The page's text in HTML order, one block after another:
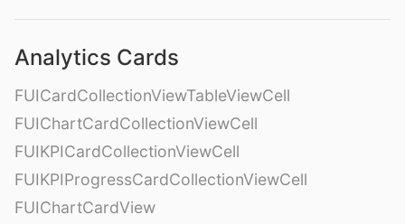
Analytics Cards
FUICardCollectionViewTableViewCell
FUIChartCardCollectionViewCell
FUIKPICardCollectionViewCell
FUIKPIProgressCardCollectionViewCell
FUIChartCardView